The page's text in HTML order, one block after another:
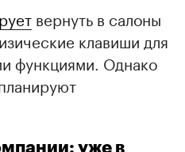
вернуть в салоны
клавиши для
функциями. Однако
уже в